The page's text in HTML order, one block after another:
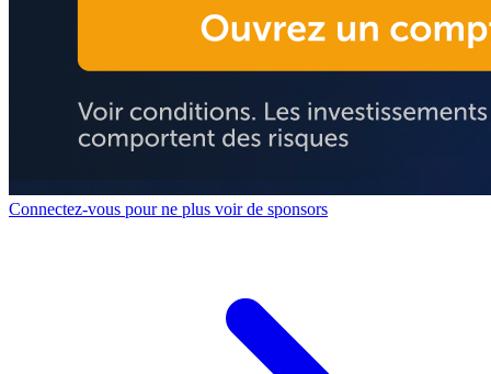
Connectez-vous pour ne plus voir de sponsors